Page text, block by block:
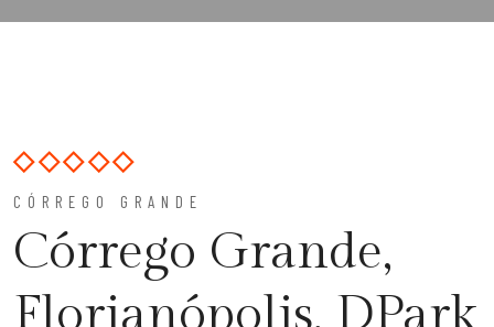
CÓRREGO GRANDE
Córrego Grande,
Florianópolis, DPark